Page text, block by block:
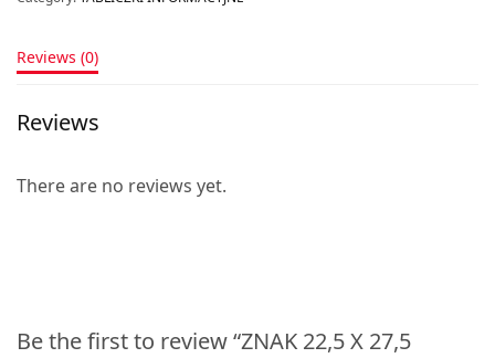
Reviews (0)
Reviews
There are no reviews yet.
Be the first to review “ZNAK 22,5 X 27,5